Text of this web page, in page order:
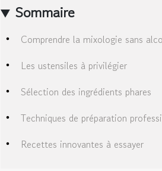
Sommaire
Comprendre la mixologie sans
Les ustensiles à privilégier
Sélection des ingrédients phares
Techniques de préparation
Recettes innovantes à essayer